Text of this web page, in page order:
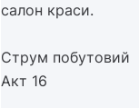
салон краси.
Струм побутовий
Акт 16